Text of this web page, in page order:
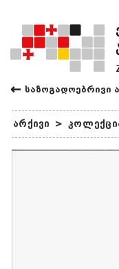
← საზოგადოებრივი
არქივი >